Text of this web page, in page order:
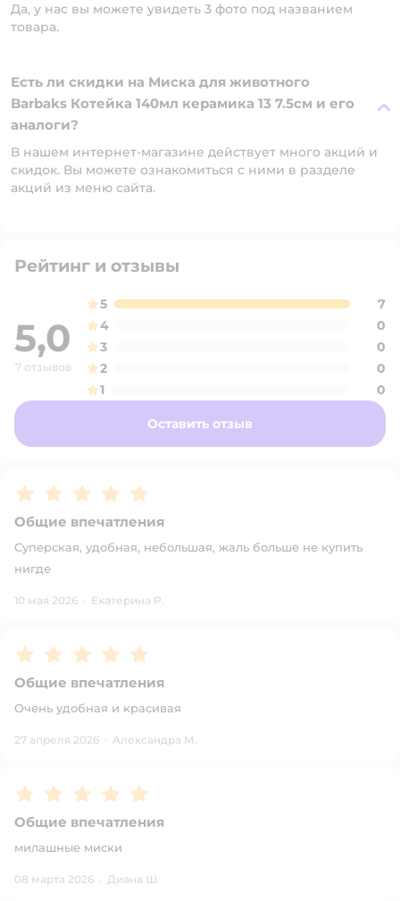
Да, у нас вы можете увидеть 3 фото под названием
товара.
Есть ли скидки на Миска для животного
Barbaks Котейка 140мл керамика 13 7.5см и его
аналоги?
В нашем интернет-магазине действует много акций и
скидок. Вы можете ознакомиться с ними в разделе
акций из меню сайта.
Рейтинг и отзывы
5,0
7 отзывов
5
7
4
0
3
0
2
0
1
0
Оставить отзыв
Рейтинг:5
Общие впечатления
Суперская, удобная, небольшая, жаль больше не купить
нигде
10 мая 2026 · Екатерина Р.
Рейтинг:5
Общие впечатления
Очень удобная и красивая
27 апреля 2026 · Александра М.
Рейтинг:5
Общие впечатления
милашные миски
08 марта 2026 · Диана Ш.